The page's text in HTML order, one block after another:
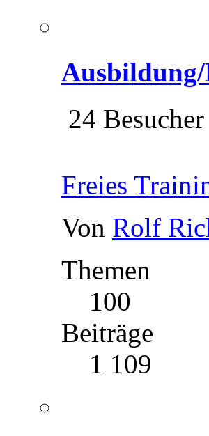
24 Besucher
Freies
Von Rolf
Themen
100
Beiträge
1 109